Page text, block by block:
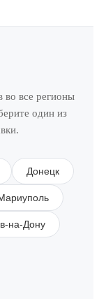
во все регионы
один из
Донецк
на-Дону